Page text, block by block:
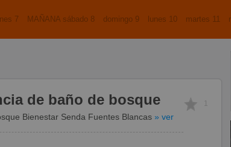
7 MAÑANA sábado 8 domingo 9 lunes 10 martes 11
de baño de bosque
Bienestar Senda Fuentes Blancas » ver
1